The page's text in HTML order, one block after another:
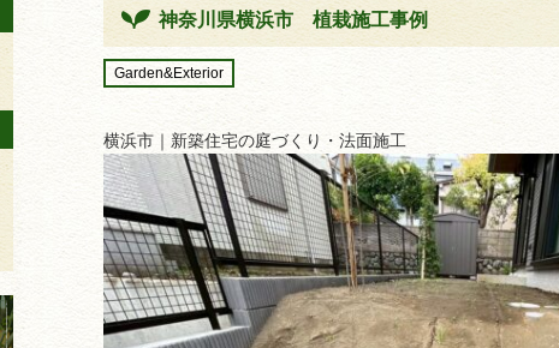
神奈川県横浜市 植栽施工事例
Garden&Exterior
横浜市｜新築住宅の庭づくり・法面施工